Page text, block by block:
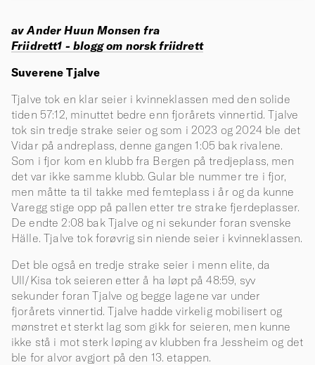
av Ander Huun Monsen fra
Friidrett1 - blogg om norsk friidrett
Suverene Tjalve
Tjalve tok en klar seier i kvinneklassen med den solide
tiden 57:12, minuttet bedre enn fjorårets vinnertid. Tjalve
tok sin tredje strake seier og som i 2023 og 2024 ble det
Vidar på andreplass, denne gangen 1:05 bak rivalene.
Som i fjor kom en klubb fra Bergen på tredjeplass, men
det var ikke samme klubb. Gular ble nummer tre i fjor,
men måtte ta til takke med femteplass i år og da kunne
Varegg stige opp på pallen etter tre strake fjerdeplasser.
De endte 2:08 bak Tjalve og ni sekunder foran svenske
Hälle. Tjalve tok forøvrig sin niende seier i kvinneklassen.
Det ble også en tredje strake seier i menn elite, da
Ull/Kisa tok seieren etter å ha løpt på 48:59, syv
sekunder foran Tjalve og begge lagene var under
fjorårets vinnertid. Tjalve hadde virkelig mobilisert og
mønstret et sterkt lag som gikk for seieren, men kunne
ikke stå i mot sterk løping av klubben fra Jessheim og det
ble for alvor avgjort på den 13. etappen.